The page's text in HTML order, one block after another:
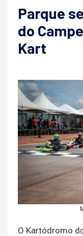
Parque
do
Kart
O Kartódromo